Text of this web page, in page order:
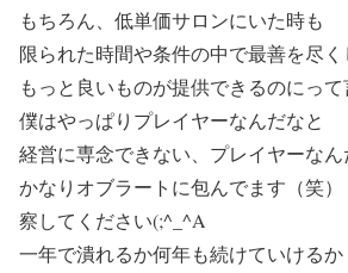
もちろん、低単価サロンにいた時も
限られた時間や条件の中で最善を尽
もっと良いものが提供できるのにっ
僕はやっぱりプレイヤーなんだなと
経営に専念できない、プレイヤーなん
かなりオブラートに包んでます（笑）
察してください(;^_^A
一年で潰れるか何年も続けていけるか